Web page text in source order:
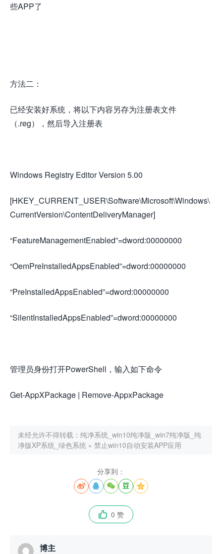
些APP了
方法二：
已经安装好系统，将以下内容另存为注册表文件
（.reg），然后导入注册表
Windows Registry Editor Version 5.00
[HKEY_CURRENT_USER\Software\Microsoft\Windows\
CurrentVersion\ContentDeliveryManager]
“FeatureManagementEnabled”=dword:00000000
“OemPreInstalledAppsEnabled”=dword:00000000
“PreInstalledAppsEnabled”=dword:00000000
“SilentInstalledAppsEnabled”=dword:00000000
管理员身份打开PowerShell，输入如下命令
Get-AppXPackage | Remove-AppxPackage
未经允许不得转载： 纯净系统_win10纯净版_win7纯净版_纯
净版XP系统_绿色系统 » 禁止win10自动安装APP应用
分享到：
    
 0 赞
博主